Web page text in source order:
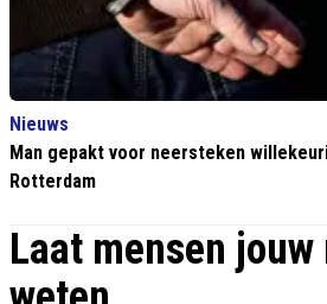
Nieuws
Man gepakt voor neersteken
Rotterdam
Laat mensen